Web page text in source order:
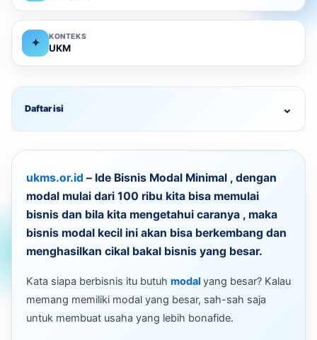
✦
KONTEKS
UKM
Daftar isi ⌄
ukms.or.id – Ide Bisnis Modal Minimal , dengan
modal mulai dari 100 ribu kita bisa memulai
bisnis dan bila kita mengetahui caranya , maka
bisnis modal kecil ini akan bisa berkembang dan
menghasilkan cikal bakal bisnis yang besar.
Kata siapa berbisnis itu butuh modal yang besar? Kalau
memang memiliki modal yang besar, sah-sah saja
untuk membuat usaha yang lebih bonafide.